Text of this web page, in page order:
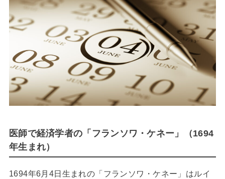
医師で経済学者の「フランソワ・ケネー」（1694
年生まれ）
1694年6月4日生まれの「フランソワ・ケネー」はルイ